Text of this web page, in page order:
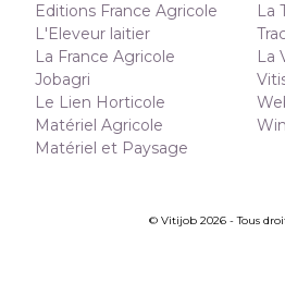
Editions France Agricole
L'Eleveur laitier
La France Agricole
Jobagri
Le Lien Horticole
Matériel Agricole
Matériel et Paysage
La
La
© Vitijob 2026 - Tous